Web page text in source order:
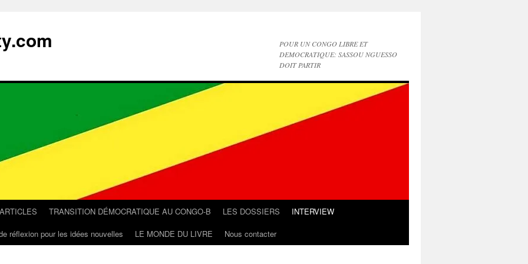
POUR UN CONGO LIBRE ET
DEMOCRATIQUE: SASSOU NGUESSO
DOIT PARTIR
TRANSITION DÉMOCRATIQUE AU CONGO-B LES DOSSIERS
INTERVIEW
réflexion pour les idées nouvelles LE MONDE DU LIVRE Nous contacter